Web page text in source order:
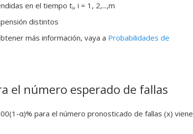
en el tiempo ti, i = 1, 2,...,m
distintos
más información, vaya a Probabilidades de
el número esperado de fallas
α)% para el número pronosticado de fallas (x) viene